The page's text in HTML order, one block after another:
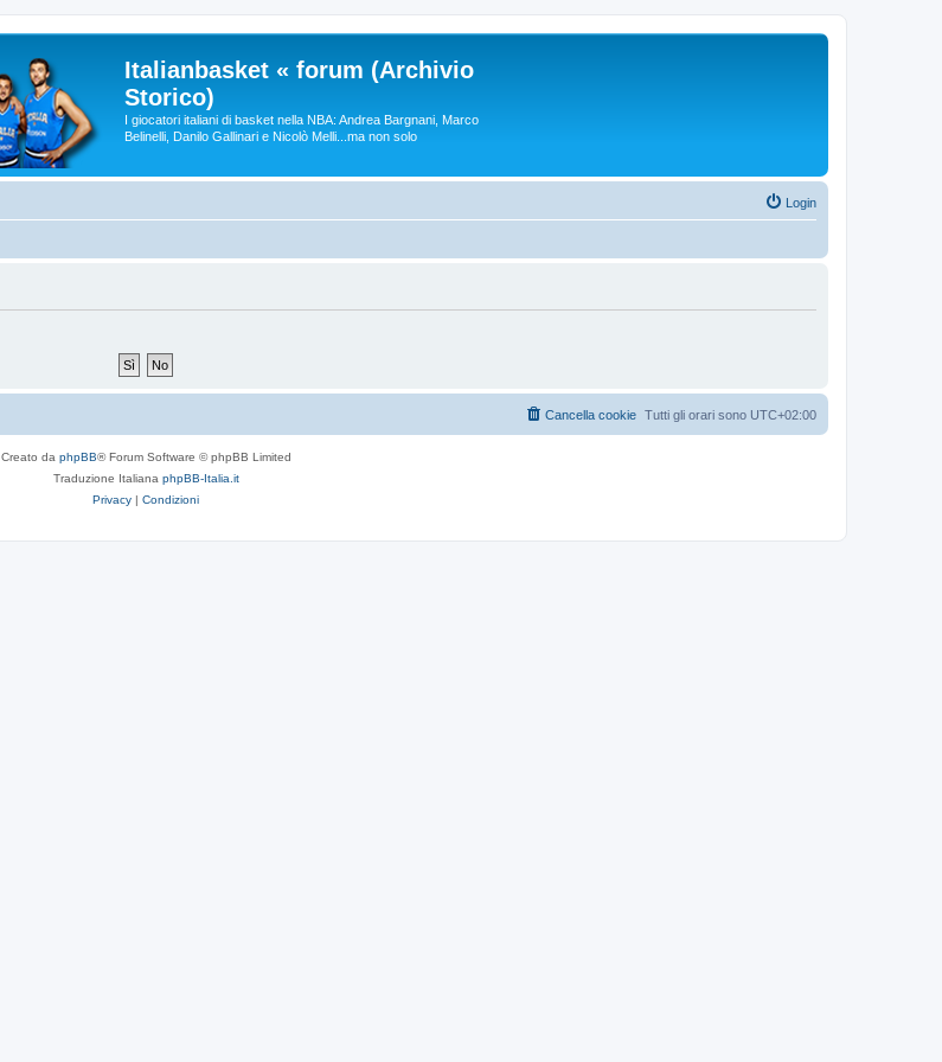
Italianbasket « forum (Archivio
Storico)
I giocatori italiani di basket nella NBA: Andrea Bargnani, Marco
Belinelli, Danilo Gallinari e Nicolò Melli...ma non solo
Login
Tutti gli orari sono UTC+02:00
Cancella cookie
Creato da phpBB® Forum Software © phpBB Limited
Traduzione Italiana phpBB-Italia.it
Privacy | Condizioni